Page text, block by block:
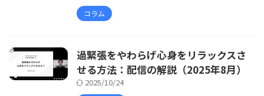
コラム
過緊張をやわらげ心身をリラックスさ
せる方法：配信の解説（2025年8月）
2025/10/24